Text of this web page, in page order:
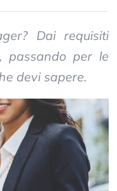
Dai requisiti
passando per le
devi sapere.